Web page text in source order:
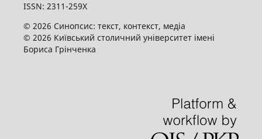
ISSN: 2311-259X
© 2026 Синопсис: текст, контекст, медіа
© 2026 Київський столичний університет імені
Бориса Грінченка